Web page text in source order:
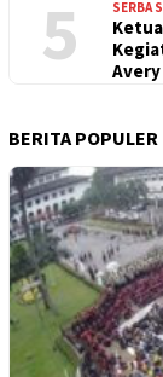
5 SERBA
BERITA